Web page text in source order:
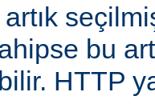
bu
HTTP